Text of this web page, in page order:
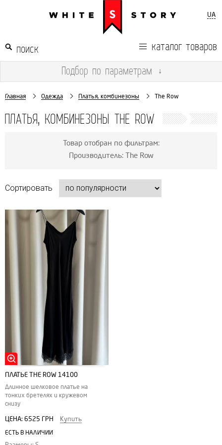
UA
каталог товаров
Подбор по параметрам ↓
Главная Одежда Платья, комбинезоны The Row
ПЛАТЬЯ, КОМБИНЕЗОНЫ THE ROW
Товар отобран по фильтрам:
Производитель: The Row
Сортировать
ПЛАТЬЕ THE ROW 14100
Длинное шелковое платье на
тонких бретелях и кружевом
снизу
ЦЕНА: 6525 ГРН Купить
ЕСТЬ В НАЛИЧИИ